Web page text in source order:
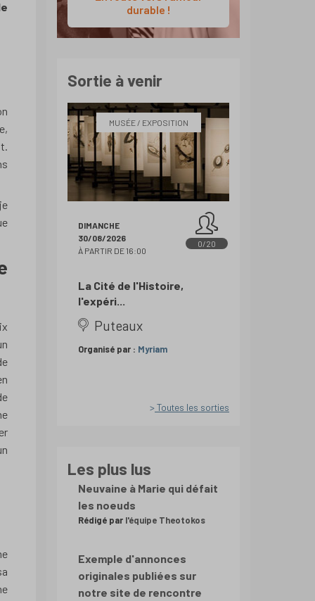
durable !
Sortie à venir
MUSÉE / EXPOSITION
DIMANCHE
30/08/2026
À PARTIR DE 16:00
0/20
La Cité de l'Histoire,
l'expéri...
Puteaux
Organisé par : Myriam
Toutes les sorties
Les plus lus
Neuvaine à Marie qui défait
les noeuds
Rédigé par l'équipe Theotokos
Exemple d'annonces
originales publiées sur
notre site de rencontre